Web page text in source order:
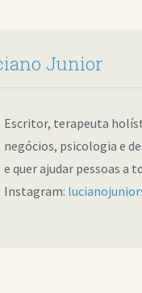
Junior
Escritor, terapeuta
negócios, psicologia e
e quer ajudar pessoas a
Instagram: